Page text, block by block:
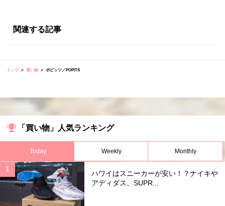
関連する記事
トップ 買い物 ポピッツ／POPITS
「買い物」人気ランキング
Today Weekly Monthly
ハワイはスニーカーが安い！？ナイキや
アディダス、SUPR...